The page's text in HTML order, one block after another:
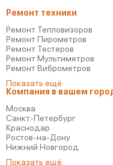
Ремонт техники
Ремонт Тепловизоров
Ремонт Пирометров
Ремонт Тестеров
Ремонт Мультиметров
Ремонт Виброметров
Показать ещё
Компания в вашем
Москва
Санкт-Петербург
Краснодар
Ростов-на-Дону
Нижний Новгород
Показать ещё